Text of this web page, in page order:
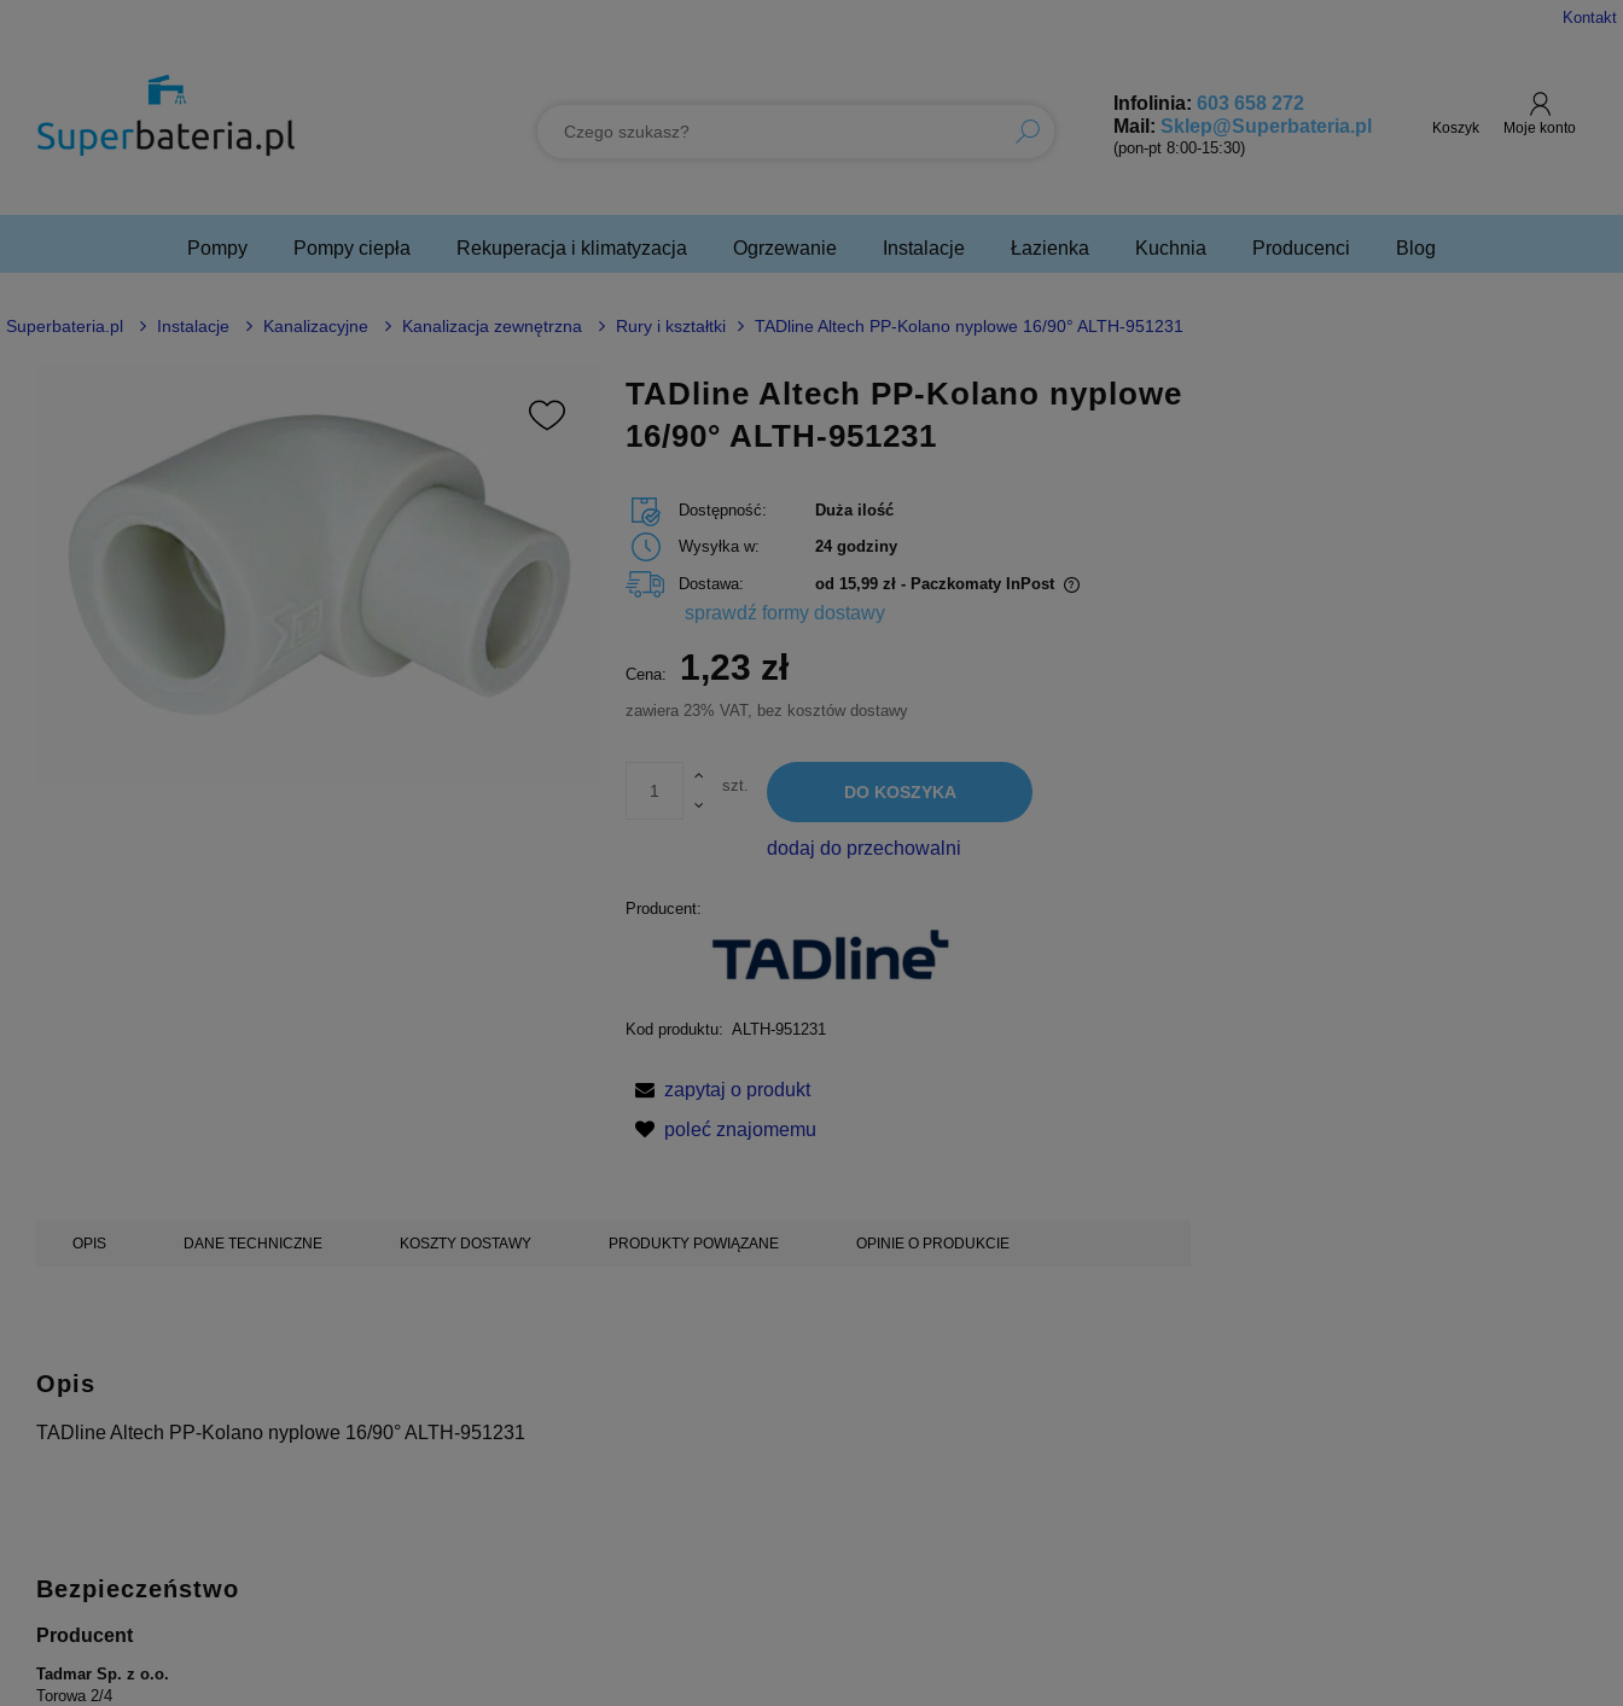
Kontakt
Infolinia: 603 658 272
Mail: Sklep@Superbateria.pl
(pon-pt 8:00-15:30)
Pompy Pompy ciepła Rekuperacja i klimatyzacja Ogrzewanie Instalacje Łazienka Kuchnia Producenci Blog
Superbateria.pl Instalacje Kanalizacyjne Kanalizacja zewnętrzna Rury i kształtki TADline Altech PP-Kolano nyplowe 16/90° ALTH-951231
TADline Altech PP-Kolano nyplowe
16/90° ALTH-951231
Dostępność:
Duża ilość
Wysyłka w:
24 godziny
Dostawa: od 15,99 zł - Paczkomaty InPost
płatności
sprawdź formy dostawy
Cena: 1,23 zł
zawiera 23% VAT, bez kosztów dostawy
szt. DO KOSZYKA
dodaj do przechowalni
Producent:
Kod produktu: ALTH-951231
zapytaj o produkt
poleć znajomemu
OPIS DANE TECHNICZNE KOSZTY DOSTAWY PRODUKTY POWIĄZANE OPINIE O PRODUKCIE
Opis
TADline Altech PP-Kolano nyplowe 16/90° ALTH-951231
Bezpieczeństwo
Producent
Tadmar Sp. z o.o.
Torowa 2/4